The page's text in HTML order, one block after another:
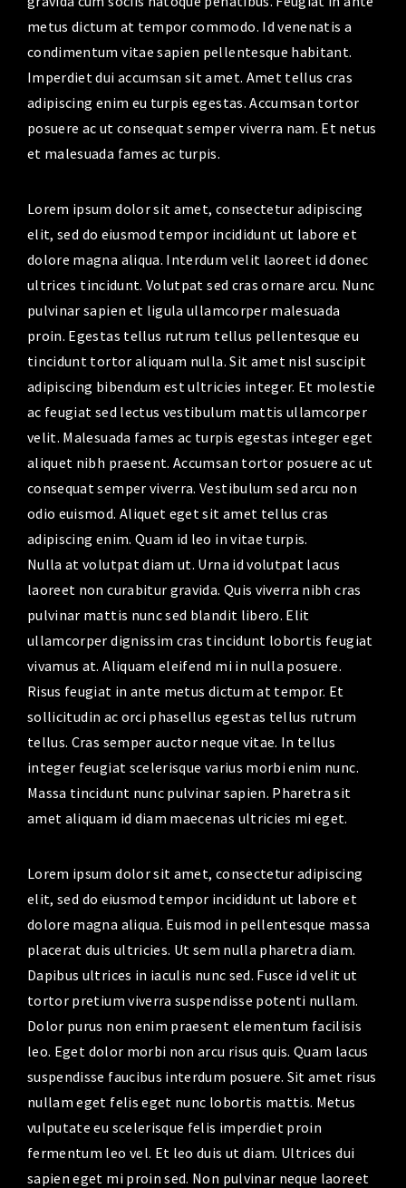
metus dictum at tempor commodo. Id venenatis a
condimentum vitae sapien pellentesque habitant.
Imperdiet dui accumsan sit amet. Amet tellus cras
adipiscing enim eu turpis egestas. Accumsan tortor
posuere ac ut consequat semper viverra nam. Et netus
et malesuada fames ac turpis.
Lorem ipsum dolor sit amet, consectetur adipiscing
elit, sed do eiusmod tempor incididunt ut labore et
dolore magna aliqua. Interdum velit laoreet id donec
ultrices tincidunt. Volutpat sed cras ornare arcu. Nunc
pulvinar sapien et ligula ullamcorper malesuada
proin. Egestas tellus rutrum tellus pellentesque eu
tincidunt tortor aliquam nulla. Sit amet nisl suscipit
adipiscing bibendum est ultricies integer. Et molestie
ac feugiat sed lectus vestibulum mattis ullamcorper
velit. Malesuada fames ac turpis egestas integer eget
aliquet nibh praesent. Accumsan tortor posuere ac ut
consequat semper viverra. Vestibulum sed arcu non
odio euismod. Aliquet eget sit amet tellus cras
adipiscing enim. Quam id leo in vitae turpis.
Nulla at volutpat diam ut. Urna id volutpat lacus
laoreet non curabitur gravida. Quis viverra nibh cras
pulvinar mattis nunc sed blandit libero. Elit
ullamcorper dignissim cras tincidunt lobortis feugiat
vivamus at. Aliquam eleifend mi in nulla posuere.
Risus feugiat in ante metus dictum at tempor. Et
sollicitudin ac orci phasellus egestas tellus rutrum
tellus. Cras semper auctor neque vitae. In tellus
integer feugiat scelerisque varius morbi enim nunc.
Massa tincidunt nunc pulvinar sapien. Pharetra sit
amet aliquam id diam maecenas ultricies mi eget.
Lorem ipsum dolor sit amet, consectetur adipiscing
elit, sed do eiusmod tempor incididunt ut labore et
dolore magna aliqua. Euismod in pellentesque massa
placerat duis ultricies. Ut sem nulla pharetra diam.
Dapibus ultrices in iaculis nunc sed. Fusce id velit ut
tortor pretium viverra suspendisse potenti nullam.
Dolor purus non enim praesent elementum facilisis
leo. Eget dolor morbi non arcu risus quis. Quam lacus
suspendisse faucibus interdum posuere. Sit amet risus
nullam eget felis eget nunc lobortis mattis. Metus
vulputate eu scelerisque felis imperdiet proin
fermentum leo vel. Et leo duis ut diam. Ultrices dui
sapien eget mi proin sed. Non pulvinar neque laoreet